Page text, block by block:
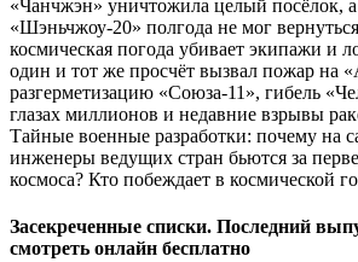
«Чанчжэн» уничтожила целый посёлок,
«Шэньчжоу‑20» полгода не мог
космическая погода убивает экипажи и
один и тот же просчёт вызвал пожар на
разгерметизацию «Союза‑11», гибель
глазах миллионов и недавние взрывы
Тайные военные разработки: почему на
инженеры ведущих стран бьются за
космоса? Кто побеждает в космической
Засекреченные списки. Последний
смотреть онлайн бесплатно